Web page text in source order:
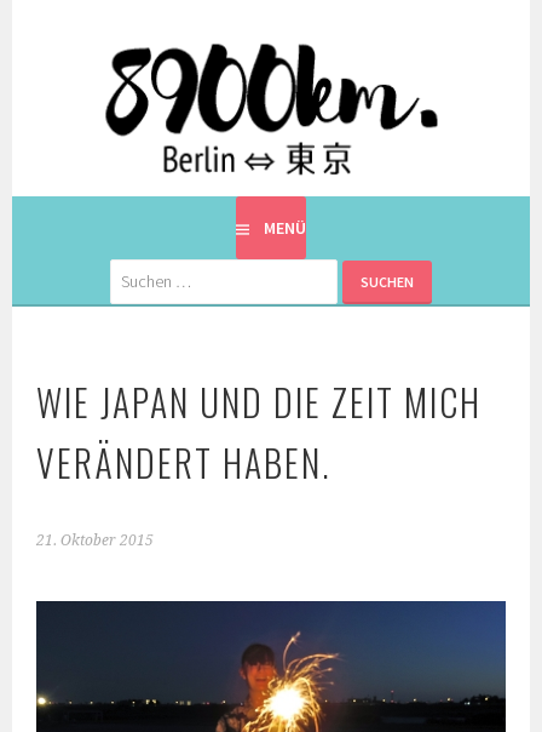
8900KM. BERLIN ⇔ 東京
EINE BERLINERIN IN JAPAN. MIT EINEM JAPANER.
MENÜ
Suchen
nach:
WIE JAPAN UND DIE ZEIT MICH
VERÄNDERT HABEN.
21. Oktober 2015